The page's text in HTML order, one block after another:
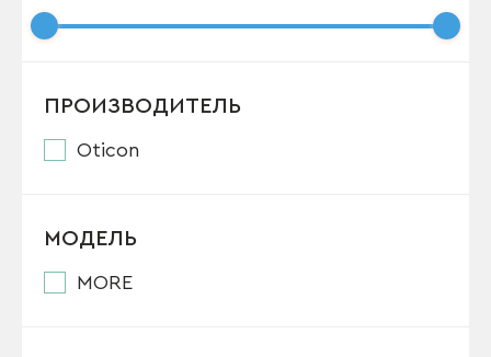
ПРОИЗВОДИТЕЛЬ
Oticon
МОДЕЛЬ
MORE